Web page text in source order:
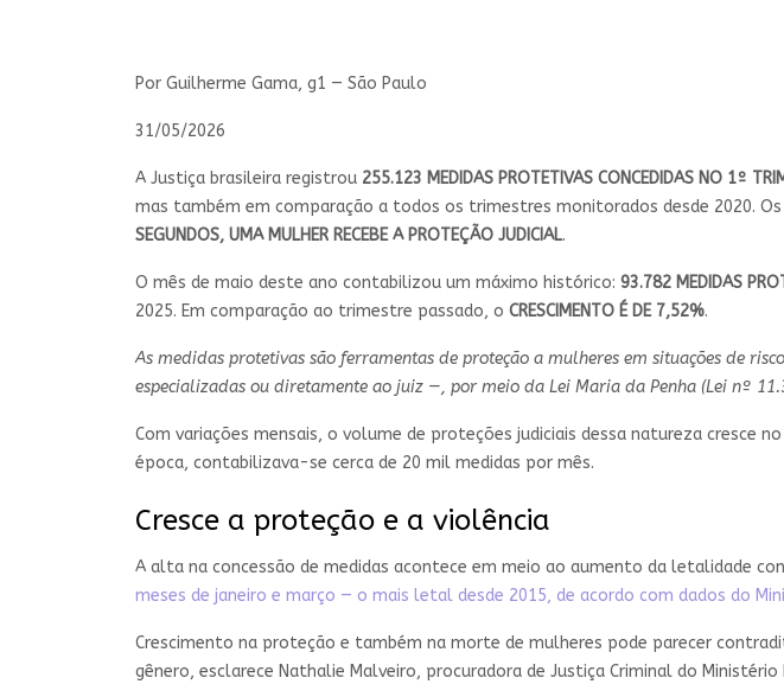
Por Guilherme Gama, g1 — São Paulo
31/05/2026
A Justiça brasileira registrou 255.123 MEDIDAS PROTETIVAS CONCEDIDAS NO 1º
mas também em comparação a todos os trimestres monitorados desde 2020.
SEGUNDOS, UMA MULHER RECEBE A PROTEÇÃO JUDICIAL.
O mês de maio deste ano contabilizou um máximo histórico: 93.782 MEDIDAS
2025. Em comparação ao trimestre passado, o CRESCIMENTO É DE 7,52%.
As medidas protetivas são ferramentas de proteção a mulheres em situações de
especializadas ou diretamente ao juiz —, por meio da Lei Maria da Penha (Lei nº
Com variações mensais, o volume de proteções judiciais dessa natureza cresce
época, contabilizava-se cerca de 20 mil medidas por mês.
Cresce a proteção e a violência
A alta na concessão de medidas acontece em meio ao aumento da letalidade
meses de janeiro e março — o mais letal desde 2015, de acordo com dados do
Crescimento na proteção e também na morte de mulheres pode parecer
gênero, esclarece Nathalie Malveiro, procuradora de Justiça Criminal do Ministério